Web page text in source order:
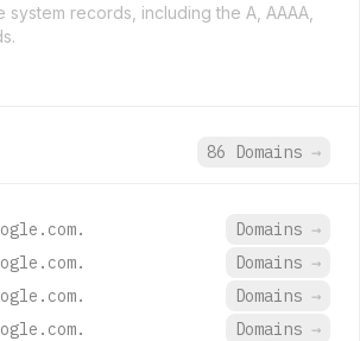
system records, including the A, AAAA,
86 Domains →
Domains →
Domains →
Domains →
Domains →